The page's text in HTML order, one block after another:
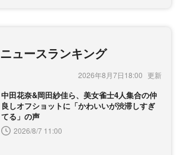
ニュースランキング
2026年8月7日18:00
中田花奈&岡田紗佳ら、美女雀士4人集合の仲
良しオフショットに「かわいいが渋滞しすぎ
てる」の声
2026/8/7 11:00